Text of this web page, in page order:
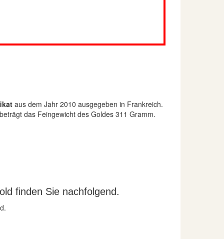
aus dem Jahr 2010 ausgegeben in Frankreich.
das Feingewicht des Goldes 311 Gramm.
finden Sie nachfolgend.